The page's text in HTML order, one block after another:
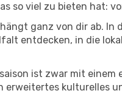
so viel zu bieten hat:
ganz von dir ab.
entdecken, in die
ist zwar mit
erweitertes kulturelles